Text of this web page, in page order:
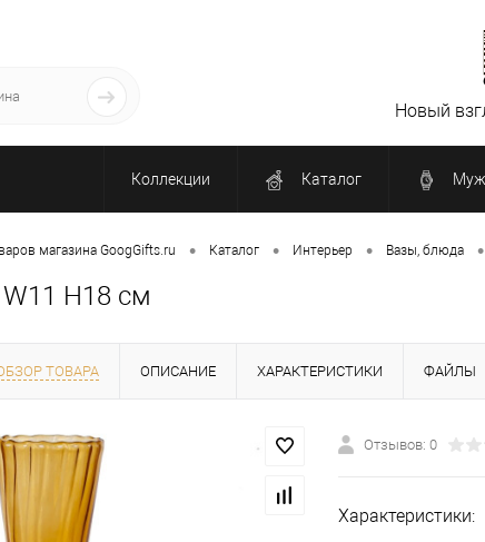
Новый
Коллекции Каталог
магазина GoogGifts.ru • Каталог • Интерьер • Вазы, блюда •
H18 см
ТОВАРА ОПИСАНИЕ ХАРАКТЕРИСТИКИ ФАЙЛЫ
Отзывов: 0
Характеристики: